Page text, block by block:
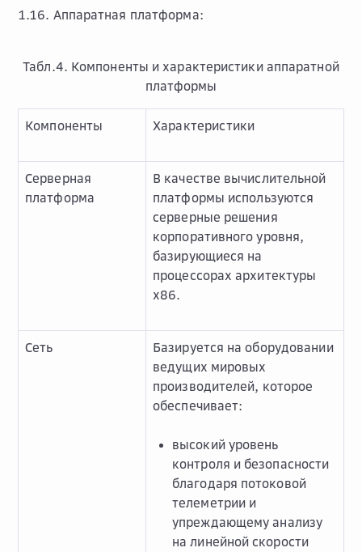
1.16. Аппаратная платформа:
Табл.4. Компоненты и характеристики аппаратной
платформы
Компоненты Характеристики
Серверная
платформа
В качестве вычислительной
платформы используются
серверные решения
корпоративного уровня,
базирующиеся на
процессорах архитектуры
x86.
Сеть
Базируется на оборудовании
ведущих мировых
производителей, которое
обеспечивает:
высокий уровень
контроля и безопасности
благодаря потоковой
телеметрии и
упреждающему анализу
на линейной скорости